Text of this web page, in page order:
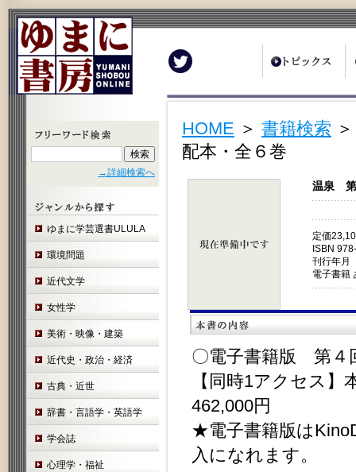
→詳細検索へ
ゆまに学芸選書ULULA
環境問題
近代文学
女性学
美術・映像・建築
近代史・政治・経済
古典・近世
辞書・言語学・英語学
学会誌
心理学・福祉
HOME ＞ 書籍検索
配本・全６巻
温泉 第
定価
ISBN
刊行年月
電子書籍
〇電子書籍版 第４
【同時1アクセス
462,000円
★電子書籍版は
入になれます。